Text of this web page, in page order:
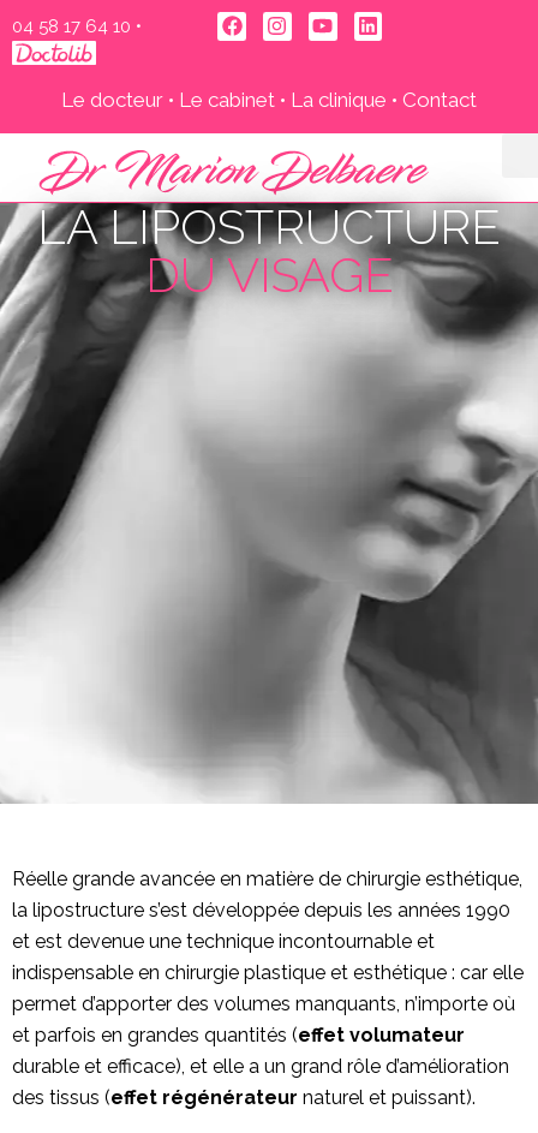
04 58 17 64 10‬ •
Le docteur • Le cabinet • La clinique • Contact
LA LIPOSTRUCTURE
DU VISAGE
Réelle grande avancée en matière de chirurgie esthétique,
la lipostructure s’est développée depuis les années 1990
et est devenue une technique incontournable et
indispensable en chirurgie plastique et esthétique : car elle
permet d’apporter des volumes manquants, n’importe où
et parfois en grandes quantités (effet volumateur
durable et efficace), et elle a un grand rôle d’amélioration
des tissus (effet régénérateur naturel et puissant).